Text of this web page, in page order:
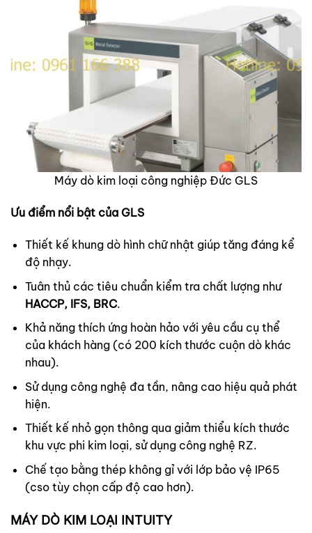
Máy dò kim loại công nghiệp Đức GLS
Ưu điểm nổi bật của GLS
Thiết kế khung dò hình chữ nhật giúp tăng đáng kể
độ nhạy.
Tuân thủ các tiêu chuẩn kiểm tra chất lượng như
HACCP, IFS, BRC.
Khả năng thích ứng hoàn hảo với yêu cầu cụ thể
của khách hàng (có 200 kích thước cuộn dò khác
nhau).
Sử dụng công nghệ đa tần, nâng cao hiệu quả phát
hiện.
Thiết kế nhỏ gọn thông qua giảm thiểu kích thước
khu vực phi kim loại, sử dụng công nghệ RZ.
Chế tạo bằng thép không gỉ với lớp bảo vệ IP65
(cso tùy chọn cấp độ cao hơn).
MÁY DÒ KIM LOẠI INTUITY